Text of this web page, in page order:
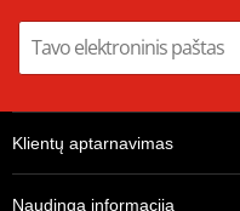
Klientų aptarnavimas
Naudinga informacija